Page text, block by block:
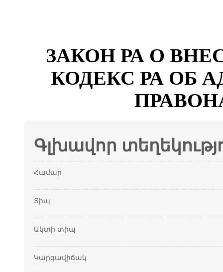
ЗАКОН РА О
КОДЕКС РА ОБ
Գլխավոր
Համար
Տիպ
Ակտի տիպ
Կարգավիճակ